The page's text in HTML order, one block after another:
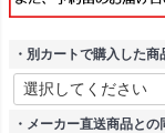
・別カートで購入した
・メーカー直送商品と